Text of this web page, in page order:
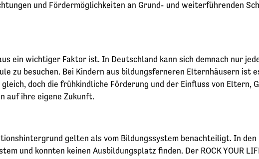
und Fördermöglichkeiten an Grund- und weiterführenden
ein wichtiger Faktor ist. In Deutschland kann sich demnach nur
zu besuchen. Bei Kindern aus bildungsferneren Elternhäusern ist
doch die frühkindliche Förderung und der Einfluss von Eltern,
auf ihre eigene Zukunft.
gelten als vom Bildungssystem benachteiligt. In
und konnten keinen Ausbildungsplatz finden. Der ROCK YOUR